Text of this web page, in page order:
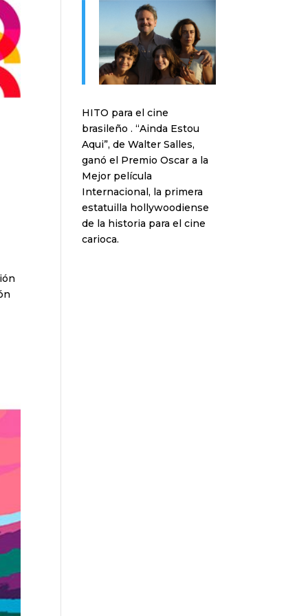
HITO para el cine
brasileño . “Ainda Estou
Aqui”, de Walter Salles,
ganó el Premio Oscar a la
Mejor película
Internacional, la primera
estatuilla hollywoodiense
de la historia para el cine
carioca.